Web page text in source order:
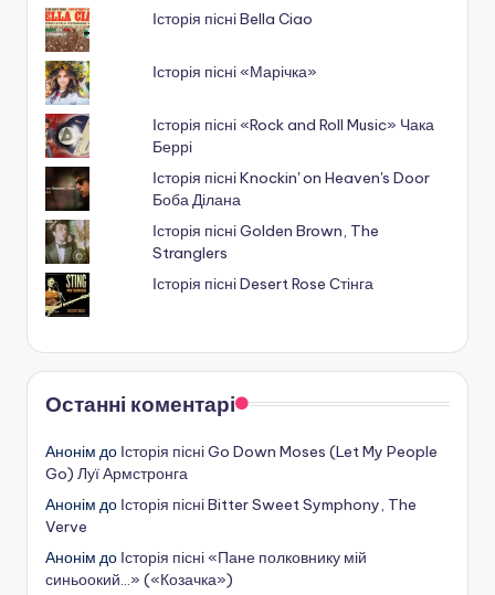
Історія пісні Bella Ciao
Історія пісні «Марічка»
Історія пісні «Rock and Roll Music» Чака
Беррі
Історія пісні Knockin' on Heaven's Door
Боба Ділана
Історія пісні Golden Brown, The
Stranglers
Історія пісні Desert Rose Стінга
Останні коментарі
Анонім до Історія пісні Go Down Moses (Let My People
Go) Луї Армстронга
Анонім до Історія пісні Bitter Sweet Symphony, The
Verve
Анонім до Історія пісні «Пане полковнику мій
синьоокий…» («Козачка»)